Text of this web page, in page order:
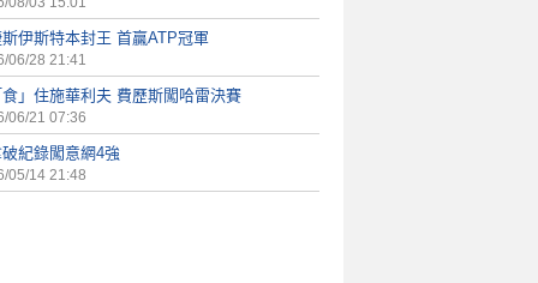
伊斯特本封王 首贏ATP冠軍
06/28 21:41
」住施華利夫 費歷斯闖哈雷決賽
06/21 07:36
紀錄闖意網4強
05/14 21:48